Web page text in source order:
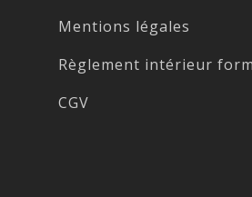
Mentions légales
Règlement intérieur
CGV